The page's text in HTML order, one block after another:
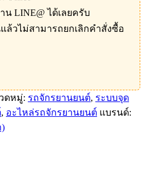
น LINE@ ได้เลยครับ
แล้วไม่สามารถยกเลิกคำสั่งซื้อ
ดหมู่: รถจักรยานยนต์, ระบบจุด
, อะไหล่รถจักรยานยนต์ แบรนด์:
)